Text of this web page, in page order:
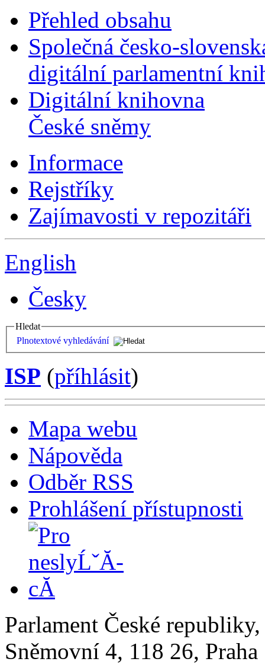
Přehled obsahu
Společná česko-
digitální parlamentní
Digitální knihovna
České sněmy
Informace
Rejstříky
Zajímavosti v repozitáři
English
Česky
Hledat
Plnotextové vyhledávání
ISP (příhlásit)
Mapa webu
Nápověda
Odběr RSS
Prohlášení přístupnosti
Parlament České
Sněmovní 4, 118 26,